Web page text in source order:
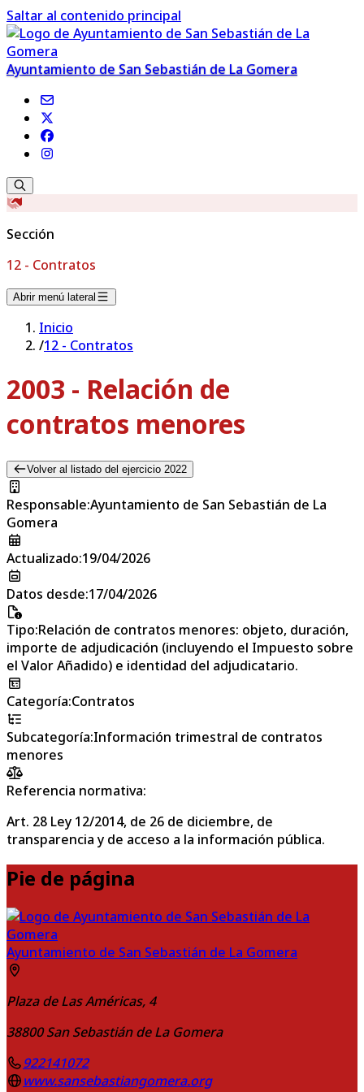
Saltar al contenido principal
Ayuntamiento de San Sebastián de La Gomera
Sección
12 - Contratos
Abrir menú lateral
Inicio
/12 - Contratos
2003 - Relación de
contratos menores
Volver al listado del ejercicio 2022
Responsable:Ayuntamiento de San Sebastián de La
Gomera
Actualizado:19/04/2026
Datos desde:17/04/2026
Tipo:Relación de contratos menores: objeto, duración,
importe de adjudicación (incluyendo el Impuesto sobre
el Valor Añadido) e identidad del adjudicatario.
Categoría:Contratos
Subcategoría:Información trimestral de contratos
menores
Referencia normativa:
Art. 28 Ley 12/2014, de 26 de diciembre, de
transparencia y de acceso a la información pública.
Pie de página
Ayuntamiento de San Sebastián de La Gomera
Plaza de Las Américas, 4
38800 San Sebastián de La Gomera
922141072
www.sansebastiangomera.org